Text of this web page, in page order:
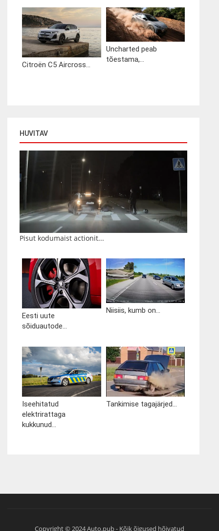
Citroën C5 Aircross...
Uncharted peab
tõestama,...
HUVITAV
Pisut kodumaist actionit...
Eesti uute
sõiduautode...
Niisiis, kumb on...
Iseehitatud
elektrirattaga
kukkunud...
Tankimise tagajärjed...
Copyright © 2024 Auto.pub - Kõik õigused hõivatud